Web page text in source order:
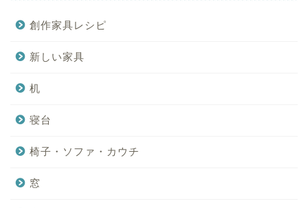
創作家具レシピ
新しい家具
机
寝台
椅子・ソファ・カウチ
窓